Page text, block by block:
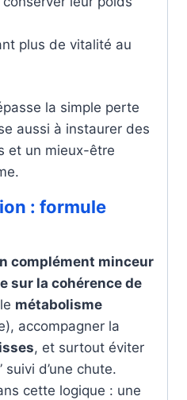
plus de vitalité au
la simple perte
aussi à instaurer des
et un mieux-être
: formule
complément minceur
sur la cohérence de
métabolisme
accompagner la
, et surtout éviter
suivi d’une chute.
cette logique : une